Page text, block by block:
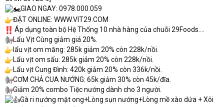
GIAO NGAY: 0978.000.059
ĐẶT ONLINE: WWW.VIT29.COM
Áp dụng toàn bộ Hệ Thống 10 nhà hàng của chuỗi 29Foods....
Lẩu Vịt Cùng giảm giá 20%.
lẩu vịt om măng: 285k giảm 20% còn 228k/nồi.
Lẩu vịt om sấu: 285k giảm 20% còn 228k/nồi.
Lẩu vịt Cung Đình: 420k giảm 20% còn 336k/nồi.
CƠM CHẢ CUA NƯỚNG: 65k giảm 30% còn 45k/đĩa.
Giảm 20% combo Tiệc nướng dành cho 3 người.
Gà ri nướng mật ong+Lòng sụn nướng+Lòng mề xào dứa + Xôi